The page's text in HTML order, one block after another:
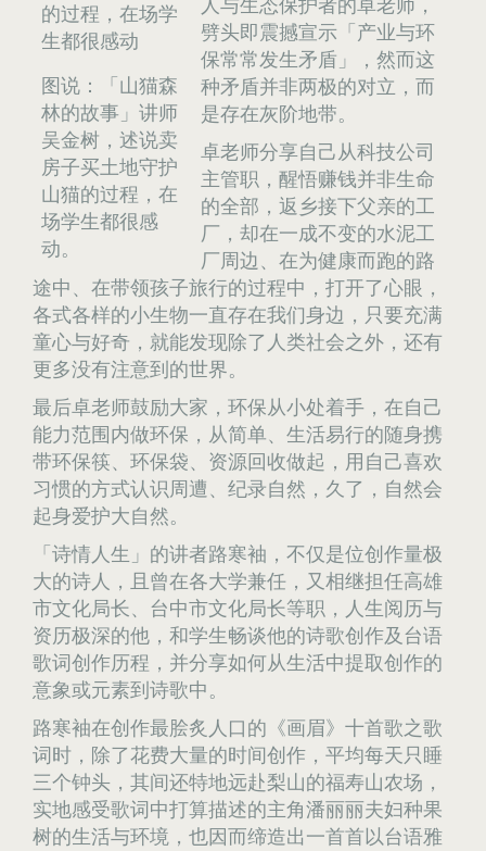
图说：「山猫森
林的故事」讲师
吴金树，述说卖
房子买土地守护
山猫的过程，在
场学生都很感
动。
人与生态保护者的卓老师，
劈头即震撼宣示「产业与环
保常常发生矛盾」，然而这
种矛盾并非两极的对立，而
是存在灰阶地带。
卓老师分享自己从科技公司
主管职，醒悟赚钱并非生命
的全部，返乡接下父亲的工
厂，却在一成不变的水泥工
厂周边、在为健康而跑的路
途中、在带领孩子旅行的过程中，打开了心眼，
各式各样的小生物一直存在我们身边，只要充满
童心与好奇，就能发现除了人类社会之外，还有
更多没有注意到的世界。
最后卓老师鼓励大家，环保从小处着手，在自己
能力范围内做环保，从简单、生活易行的随身携
带环保筷、环保袋、资源回收做起，用自己喜欢
习惯的方式认识周遭、纪录自然，久了，自然会
起身爱护大自然。
「诗情人生」的讲者路寒袖，不仅是位创作量极
大的诗人，且曾在各大学兼任，又相继担任高雄
市文化局长、台中市文化局长等职，人生阅历与
资历极深的他，和学生畅谈他的诗歌创作及台语
歌词创作历程，并分享如何从生活中提取创作的
意象或元素到诗歌中。
路寒袖在创作最脍炙人口的《画眉》十首歌之歌
词时，除了花费大量的时间创作，平均每天只睡
三个钟头，其间还特地远赴梨山的福寿山农场，
实地感受歌词中打算描述的主角潘丽丽夫妇种果
树的生活与环境，也因而缔造出一首首以台语雅